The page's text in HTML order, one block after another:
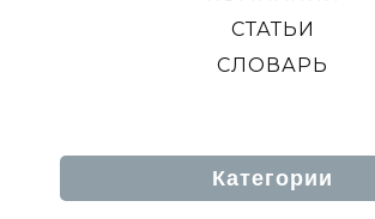
СТАТЬИ
СЛОВАРЬ
Категории